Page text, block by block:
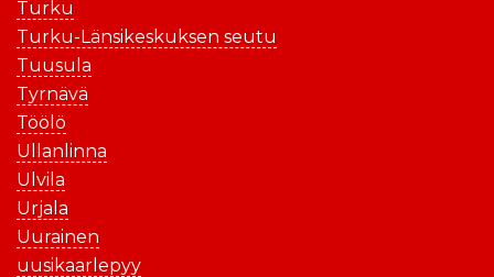
Turku
Turku-Länsikeskuksen seutu
Tuusula
Tyrnävä
Töölö
Ullanlinna
Ulvila
Urjala
Uurainen
uusikaarlepyy